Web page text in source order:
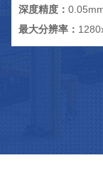
深度精度：
最大分辨率：